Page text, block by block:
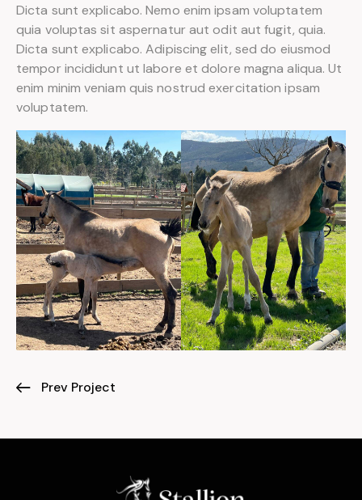
Dicta sunt explicabo. Nemo enim ipsam voluptatem
quia voluptas sit aspernatur aut odit aut fugit, quia.
Dicta sunt explicabo. Adipiscing elit, sed do eiusmod
tempor incididunt ut labore et dolore magna aliqua. Ut
enim minim veniam quis nostrud exercitation ipsam
voluptatem.
Prev Project